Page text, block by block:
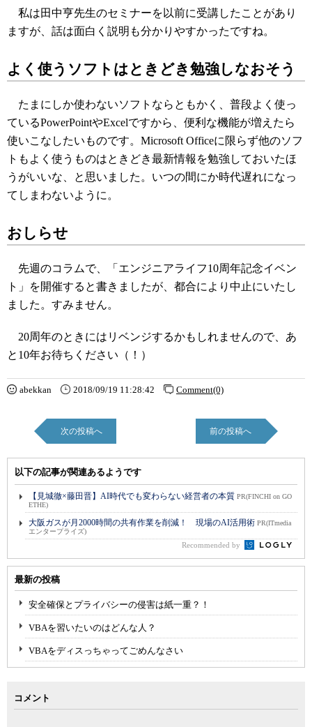
私は田中亨先生のセミナーを以前に受講したことがあり
ますが、話は面白く説明も分かりやすかったですね。
よく使うソフトはときどき勉強しなおそう
たまにしか使わないソフトならともかく、普段よく使っ
ているPowerPointやExcelですから、便利な機能が増えたら
使いこなしたいものです。Microsoft Officeに限らず他のソフ
トもよく使うものはときどき最新情報を勉強しておいたほ
うがいいな、と思いました。いつの間にか時代遅れになっ
てしまわないように。
おしらせ
先週のコラムで、「エンジニアライフ10周年記念イベン
ト」を開催すると書きましたが、都合により中止にいたし
ました。すみません。
20周年のときにはリベンジするかもしれませんので、あ
と10年お待ちください（！）
abekkan 2018/09/19 11:28:42 Comment(0)
次の投稿へ 前の投稿へ
以下の記事が関連あるようです
【見城徹×藤田晋】AI時代でも変わらない経営者の本質 PR(FINCHI on GO
ETHE)
大阪ガスが月2000時間の共有作業を削減！ 現場のAI活用術 PR(ITmedia
エンタープライズ)
Recommended by
最新の投稿
安全確保とプライバシーの侵害は紙一重？！
VBAを習いたいのはどんな人？
VBAをディスっちゃってごめんなさい
コメント